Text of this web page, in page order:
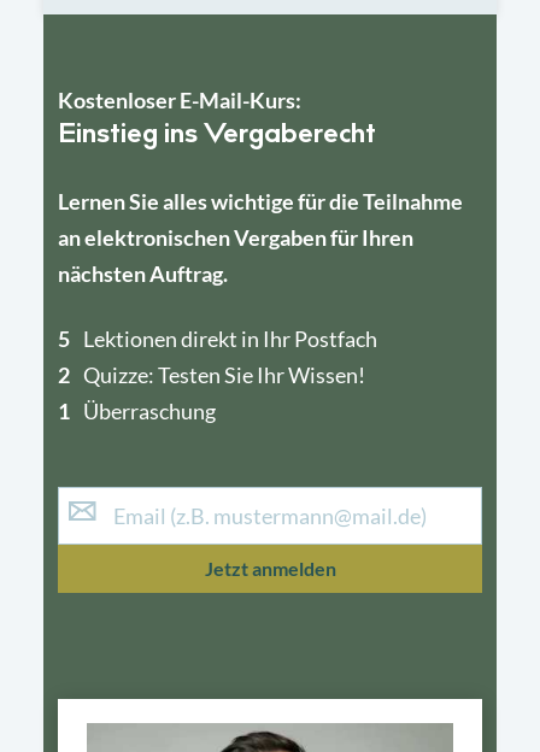
Kostenloser E-Mail-Kurs:
Einstieg ins Vergaberecht
Lernen Sie alles wichtige für die Teilnahme
an elektronischen Vergaben für Ihren
nächsten Auftrag.
5 Lektionen direkt in Ihr Postfach
2 Quizze: Testen Sie Ihr Wissen!
1 Überraschung
4
1
Jetzt anmelden